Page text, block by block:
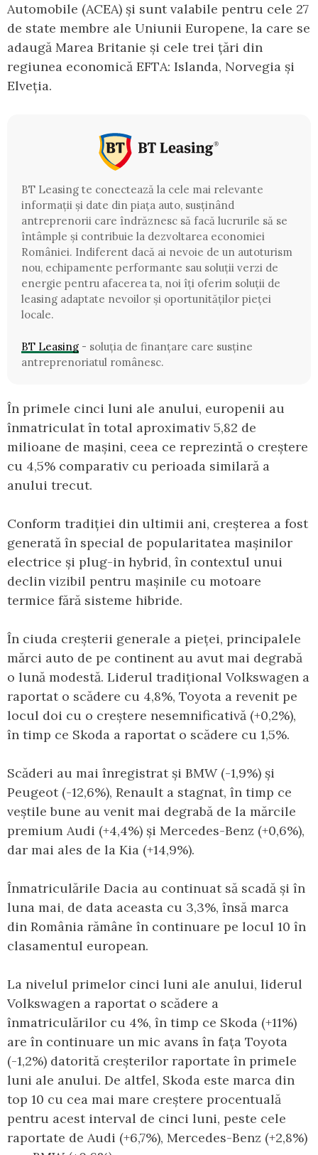
Automobile (ACEA) și sunt valabile pentru cele 27
de state membre ale Uniunii Europene, la care se
adaugă Marea Britanie și cele trei țări din
regiunea economică EFTA: Islanda, Norvegia și
Elveția.
BT Leasing te conectează la cele mai relevante
informații și date din piața auto, susținând
antreprenorii care îndrăznesc să facă lucrurile să se
întâmple și contribuie la dezvoltarea economiei
României. Indiferent dacă ai nevoie de un autoturism
nou, echipamente performante sau soluții verzi de
energie pentru afacerea ta, noi îți oferim soluții de
leasing adaptate nevoilor și oportunităților pieței
locale.
BT Leasing - soluția de finanțare care susține
antreprenoriatul românesc.
În primele cinci luni ale anului, europenii au
înmatriculat în total aproximativ 5,82 de
milioane de mașini, ceea ce reprezintă o creștere
cu 4,5% comparativ cu perioada similară a
anului trecut.
Conform tradiției din ultimii ani, creșterea a fost
generată în special de popularitatea mașinilor
electrice și plug-in hybrid, în contextul unui
declin vizibil pentru mașinile cu motoare
termice fără sisteme hibride.
În ciuda creșterii generale a pieței, principalele
mărci auto de pe continent au avut mai degrabă
o lună modestă. Liderul tradițional Volkswagen a
raportat o scădere cu 4,8%, Toyota a revenit pe
locul doi cu o creștere nesemnificativă (+0,2%),
în timp ce Skoda a raportat o scădere cu 1,5%.
Scăderi au mai înregistrat și BMW (-1,9%) și
Peugeot (-12,6%), Renault a stagnat, în timp ce
veștile bune au venit mai degrabă de la mărcile
premium Audi (+4,4%) și Mercedes-Benz (+0,6%),
dar mai ales de la Kia (+14,9%).
Înmatriculările Dacia au continuat să scadă și în
luna mai, de data aceasta cu 3,3%, însă marca
din România rămâne în continuare pe locul 10 în
clasamentul european.
La nivelul primelor cinci luni ale anului, liderul
Volkswagen a raportat o scădere a
înmatriculărilor cu 4%, în timp ce Skoda (+11%)
are în continuare un mic avans în fața Toyota
(-1,2%) datorită creșterilor raportate în primele
luni ale anului. De altfel, Skoda este marca din
top 10 cu cea mai mare creștere procentuală
pentru acest interval de cinci luni, peste cele
raportate de Audi (+6,7%), Mercedes-Benz (+2,8%)